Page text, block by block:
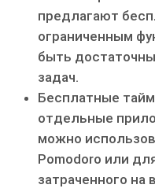
предлагают
ограниченным
быть
задач.
Бесплатные
отдельные
можно
Pomodoro или
затраченного на